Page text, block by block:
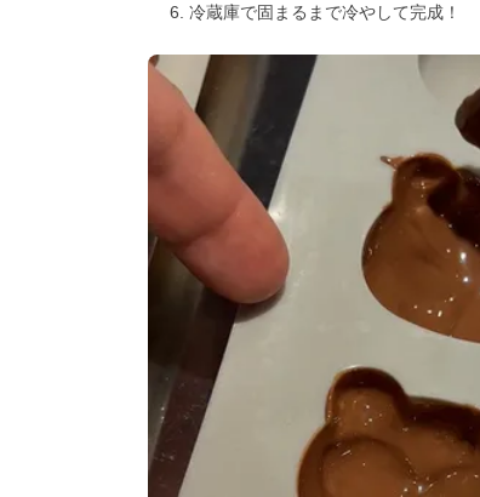
冷蔵庫で固まるまで冷やして完成！